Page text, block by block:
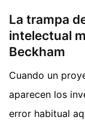
La trampa
intelectual
Beckham
Cuando un
aparecen los
error habitual